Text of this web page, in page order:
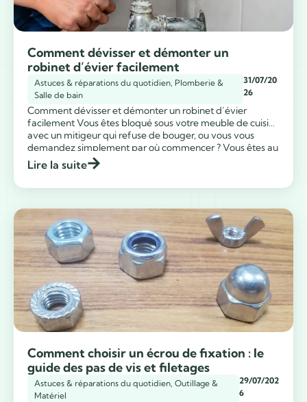
Comment dévisser et démonter un
robinet d’évier facilement
Astuces & réparations du quotidien Plomberie &
Salle de bain
31/07/20
26
Comment dévisser et démonter un robinet d’évier
facilement Vous êtes bloqué sous votre meuble de cuisine
avec un mitigeur qui refuse de bouger, ou vous vous
demandez simplement par où commencer ? Vous êtes au
bon endroit. Dévisser un robinet d’évier peut vite devenir
un casse-tête. En effet, cela est souvent dû au manque
...
Lire la suite
Comment choisir un écrou de fixation : le
guide des pas de vis et filetages
Astuces & réparations du quotidien, Outillage &
Matériel
29/07/202
6